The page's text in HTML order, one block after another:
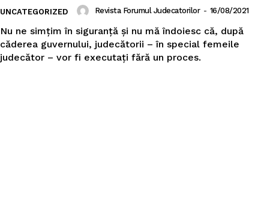
UNCATEGORIZED Revista Forumul Judecatorilor - 16/08/2021
Nu ne simțim în siguranță și nu mă îndoiesc că, după
căderea guvernului, judecătorii – în special femeile
judecător – vor fi executați fără un proces.